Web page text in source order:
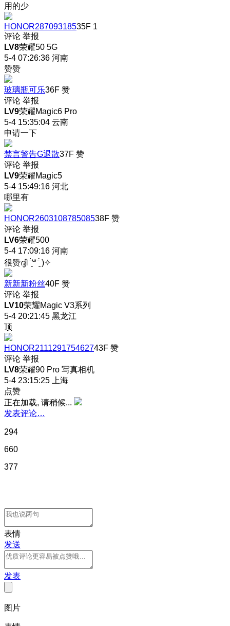
用的少
HONOR28709318535F 1
评论 举报
LV8荣耀50 5G
5-4 07:26:36 河南
赞赞
玻璃瓶可乐36F 赞
评论 举报
LV9荣耀Magic6 Pro
5-4 15:35:04 云南
申请一下
禁言警告G退散37F 赞
评论 举报
LV9荣耀Magic5
5-4 15:49:16 河北
哪里有
HONOR260310878508538F 赞
评论 举报
LV6荣耀500
5-4 17:09:16 河南
很赞ദ്ദി ˉ͈̀꒳ˉ͈́ )✧
新新新粉丝40F 赞
评论 举报
LV10荣耀Magic V3系列
5-4 20:21:45 黑龙江
顶
HONOR211129175462743F 赞
评论 举报
LV8荣耀90 Pro 写真相机
5-4 23:15:25
上海
点赞
正在加载, 请稍候...
发表评论…
294
660
377
表情
发送
发表
图片